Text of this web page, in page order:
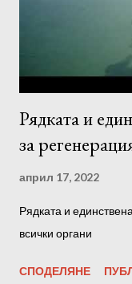
висока. 3.
качествени
програмата, преди
Рядката и
за
април 17, 2022
Рядката и
всички органи
СПОДЕЛЯНЕ